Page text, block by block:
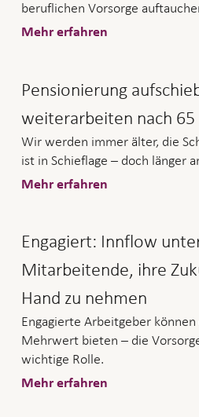
beruflichen Vorsorge
Mehr erfahren
Pensionierung
weiterarbeiten nach 65
Wir werden immer älter, die
ist in Schieflage – doch länger
Mehr erfahren
Engagiert: Innflow
Mitarbeitende, ihre
Hand zu nehmen
Engagierte Arbeitgeber
Mehrwert bieten – die
wichtige Rolle.
Mehr erfahren